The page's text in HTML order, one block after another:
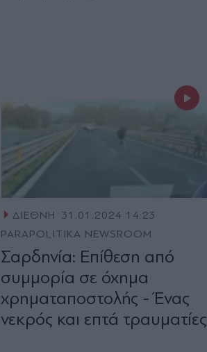
ΔΙΕΘΝΗ
31.01.2024 14:23
PARAPOLITIKA NEWSROOM
Σαρδηνία: Επίθεση από
συμμορία σε όχημα
χρηματαποστολής - Ένας
νεκρός και επτά τραυματίες